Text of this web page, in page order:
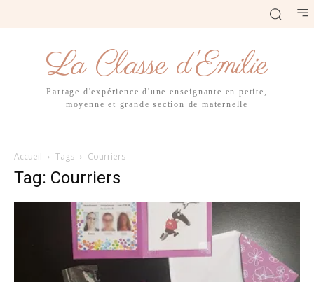
La Classe d'Emilie
Partage d'expérience d'une enseignante en petite,
moyenne et grande section de maternelle
Accueil Tags Courriers
Tag: Courriers